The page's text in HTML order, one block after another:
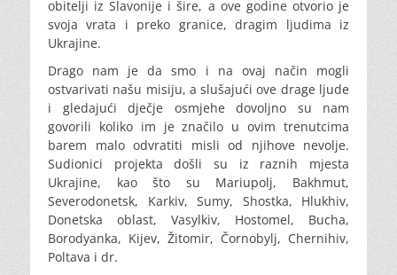
obitelji iz Slavonije i šire, a ove godine otvorio je
svoja vrata i preko granice, dragim ljudima iz
Ukrajine.
Drago nam je da smo i na ovaj način mogli
ostvarivati našu misiju, a slušajući ove drage ljude
i gledajući dječje osmjehe dovoljno su nam
govorili koliko im je značilo u ovim trenutcima
barem malo odvratiti misli od njihove nevolje.
Sudionici projekta došli su iz raznih mjesta
Ukrajine, kao što su Mariupolj, Bakhmut,
Severodonetsk, Karkiv, Sumy, Shostka, Hlukhiv,
Donetska oblast, Vasylkiv, Hostomel, Bucha,
Borodyanka, Kijev, Žitomir, Čornobylj, Chernihiv,
Poltava i dr.